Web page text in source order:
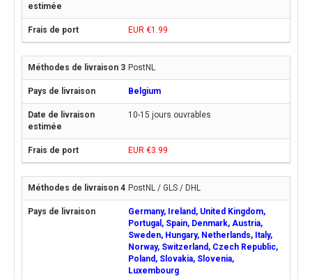
EUR €1.99
PostNL
Belgium
10-15 jours ouvrables
EUR €3.99
PostNL / GLS / DHL
Germany, Ireland, United Kingdom,
Portugal, Spain, Denmark, Austria,
Sweden, Hungary, Netherlands, Italy,
Norway, Switzerland, Czech Republic,
Poland, Slovakia, Slovenia,
Luxembourg